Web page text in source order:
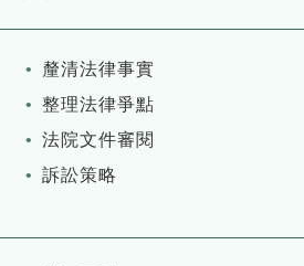
釐清法律事實
整理法律爭點
法院文件審閱
訴訟策略